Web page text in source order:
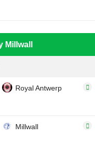
Royal Antwerp
Millwall